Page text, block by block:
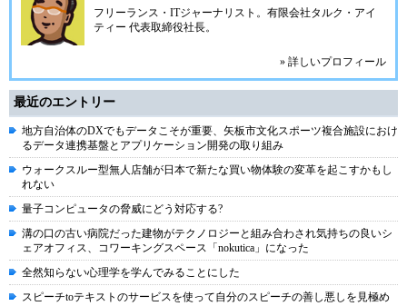
フリーランス・ITジャーナリスト。有限会社タルク・アイ
ティー 代表取締役社長。
» 詳しいプロフィール
最近のエントリー
地方自治体のDXでもデータこそが重要、矢板市文化スポーツ複合施設におけ
るデータ連携基盤とアプリケーション開発の取り組み
ウォークスルー型無人店舗が日本で新たな買い物体験の変革を起こすかもし
れない
量子コンピュータの脅威にどう対応する?
溝の口の古い病院だった建物がテクノロジーと組み合わされ気持ちの良いシ
ェアオフィス、コワーキングスペース「nokutica」になった
全然知らない心理学を学んでみることにした
スピーチtoテキストのサービスを使って自分のスピーチの善し悪しを見極め